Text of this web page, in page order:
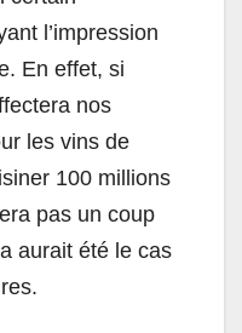
l’impression
En effet, si
nos
les vins de
100 millions
pas un coup
aurait été le cas